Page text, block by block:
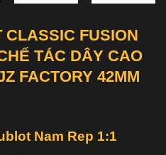
FUSION
TÁC DÂY CAO
FACTORY 42MM
Nam Rep 1:1